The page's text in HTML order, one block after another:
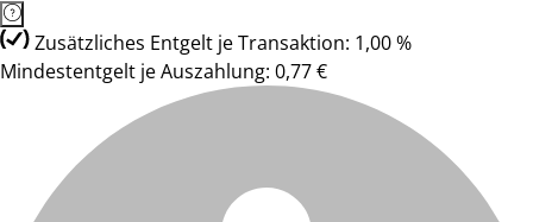
Zusätzliches Entgelt je Transaktion: 1,00 %
Mindestentgelt je Auszahlung: 0,77 €